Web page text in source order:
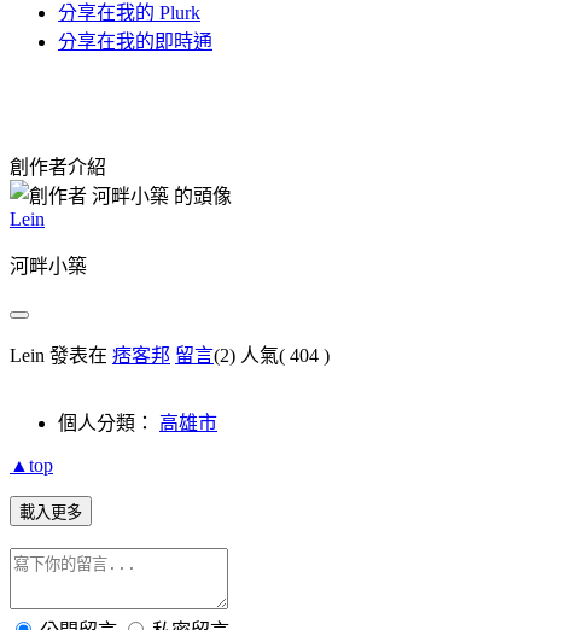
分享在我的 Plurk
分享在我的即時通
創作者介紹
Lein
河畔小築
Lein 發表在 痞客邦 留言(2) 人氣( 404 )
個人分類： 高雄市
▲top
載入更多